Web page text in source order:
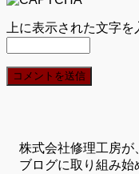
上に表示された文字を
株式会社修理工房が
ブログに取り組み始